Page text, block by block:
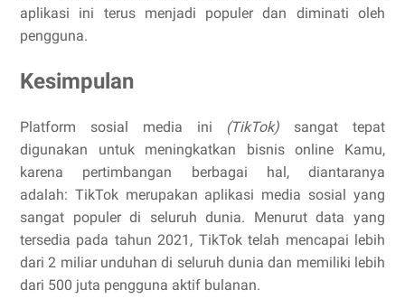
aplikasi ini terus menjadi populer dan diminati oleh
pengguna.
Kesimpulan
Platform sosial media ini (TikTok) sangat tepat
digunakan untuk meningkatkan bisnis online Kamu,
karena pertimbangan berbagai hal, diantaranya
adalah: TikTok merupakan aplikasi media sosial yang
sangat populer di seluruh dunia. Menurut data yang
tersedia pada tahun 2021, TikTok telah mencapai lebih
dari 2 miliar unduhan di seluruh dunia dan memiliki lebih
dari 500 juta pengguna aktif bulanan.